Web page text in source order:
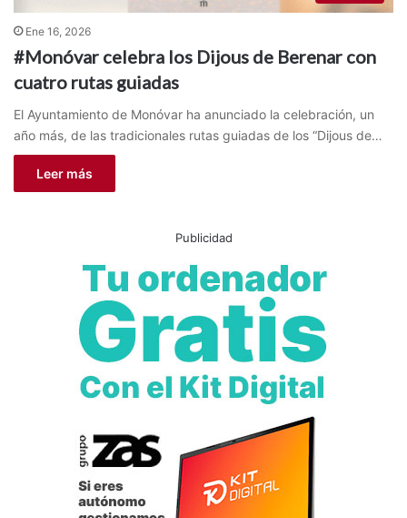
Ene 16, 2026
#Monóvar celebra los Dijous de Berenar con
cuatro rutas guiadas
El Ayuntamiento de Monóvar ha anunciado la celebración, un
año más, de las tradicionales rutas guiadas de los “Dijous de…
Leer más
Publicidad